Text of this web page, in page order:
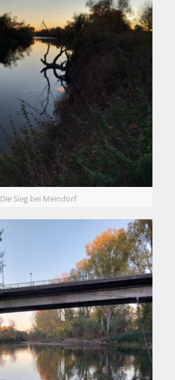
Die Sieg bei Meindorf